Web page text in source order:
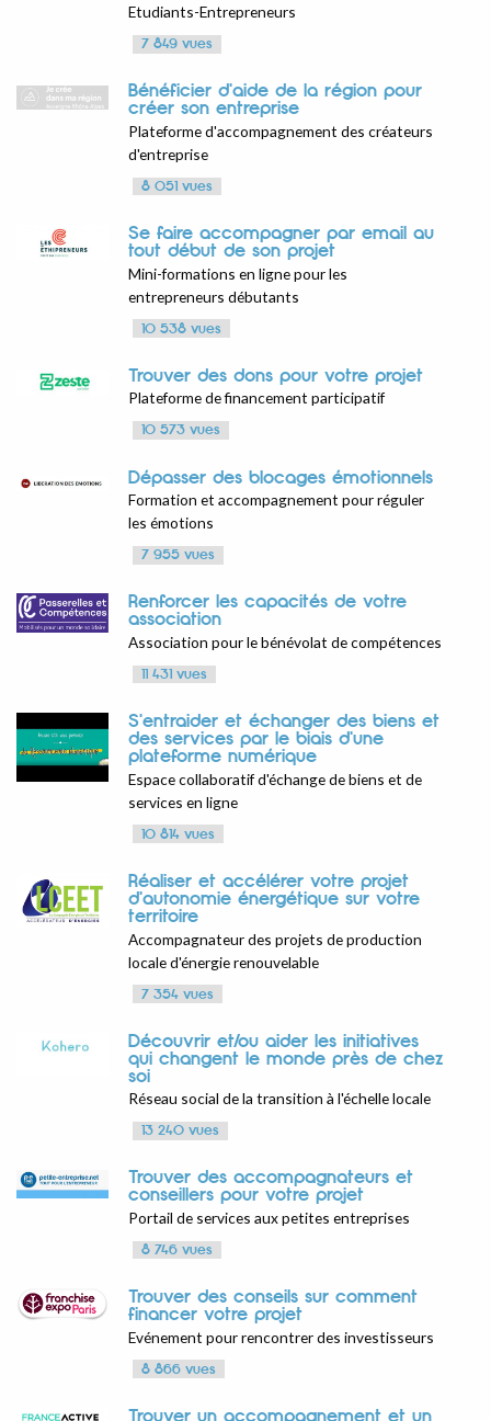
Etudiants-Entrepreneurs
7 849 vues
Bénéficier d'aide de la région pour
créer son entreprise
Plateforme d'accompagnement des créateurs
d'entreprise
8 051 vues
Se faire accompagner par email au
tout début de son projet
Mini-formations en ligne pour les
entrepreneurs débutants
10 538 vues
Trouver des dons pour votre projet
Plateforme de financement participatif
10 573 vues
Dépasser des blocages émotionnels
Formation et accompagnement pour réguler
les émotions
7 955 vues
Renforcer les capacités de votre
association
Association pour le bénévolat de compétences
11 431 vues
S'entraider et échanger des biens et
des services par le biais d'une
plateforme numérique
Espace collaboratif d'échange de biens et de
services en ligne
10 814 vues
Réaliser et accélérer votre projet
d'autonomie énergétique sur votre
territoire
Accompagnateur des projets de production
locale d'énergie renouvelable
7 354 vues
Découvrir et/ou aider les initiatives
qui changent le monde près de chez
soi
Réseau social de la transition à l'échelle locale
13 240 vues
Trouver des accompagnateurs et
conseillers pour votre projet
Portail de services aux petites entreprises
8 746 vues
Trouver des conseils sur comment
financer votre projet
Evénement pour rencontrer des investisseurs
8 866 vues
Trouver un accompagnement et un